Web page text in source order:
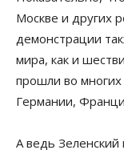
Москве и других
демонстрации
мира, как и
прошли во многих
Германии,
А ведь Зеленский